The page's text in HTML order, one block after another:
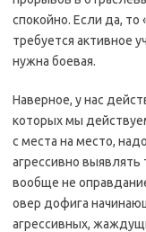
спокойно. Если да, то
требуется активное
нужна боевая.
Наверное, у нас
которых мы
с места на место,
агрессивно выявлять
вообще не
овер дофига
агрессивных,